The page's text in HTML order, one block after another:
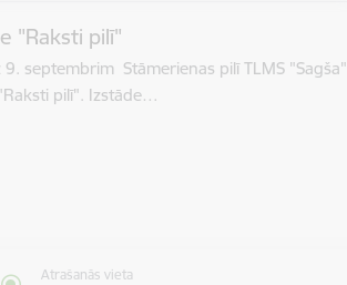
"Raksti pilī"
septembrim Stāmerienas pilī TLMS "Sagša"
pilī". Izstāde…
Atrašanās vieta